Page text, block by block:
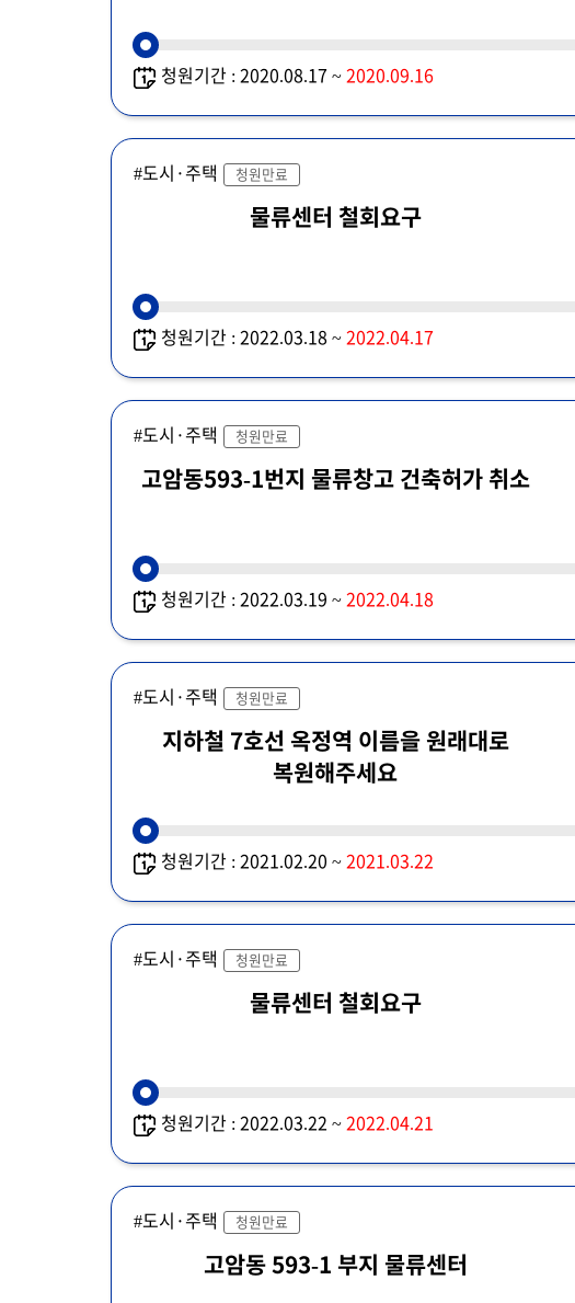
청원기간 : 2020.08.17 ~ 2020.09.16
#도시·주택 청원만료
물류센터 철회요구
청원기간 : 2022.03.18 ~ 2022.04.17
#도시·주택 청원만료
고암동593-1번지 물류창고 건축허가 취소
청원기간 : 2022.03.19 ~ 2022.04.18
#도시·주택 청원만료
지하철 7호선 옥정역 이름을 원래대로
복원해주세요
청원기간 : 2021.02.20 ~ 2021.03.22
#도시·주택 청원만료
물류센터 철회요구
청원기간 : 2022.03.22 ~ 2022.04.21
#도시·주택 청원만료
고암동 593-1 부지 물류센터